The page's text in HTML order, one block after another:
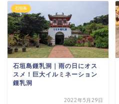
石垣島
石垣島鍾乳洞｜雨の日にオス
スメ！巨大イルミネーション
鍾乳洞
2022年5月29日